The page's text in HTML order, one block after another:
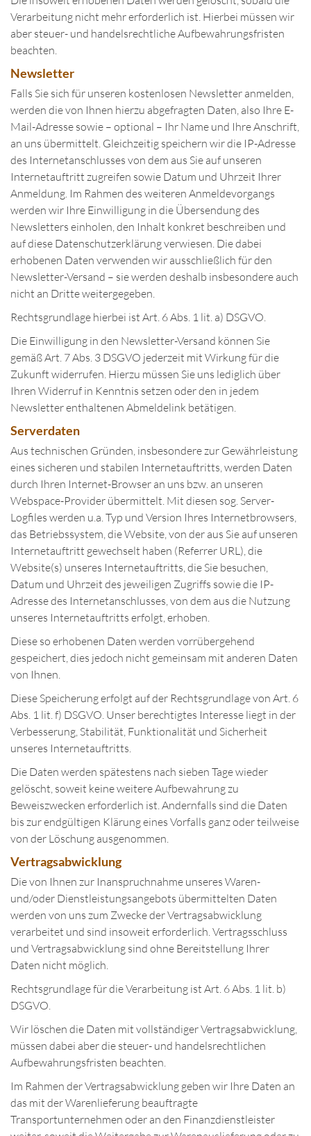
Verarbeitung nicht mehr erforderlich ist. Hierbei müssen wir
aber steuer- und handelsrechtliche Aufbewahrungsfristen
beachten.
Newsletter
Falls Sie sich für unseren kostenlosen Newsletter anmelden,
werden die von Ihnen hierzu abgefragten Daten, also Ihre E-
Mail-Adresse sowie – optional – Ihr Name und Ihre Anschrift,
an uns übermittelt. Gleichzeitig speichern wir die IP-Adresse
des Internetanschlusses von dem aus Sie auf unseren
Internetauftritt zugreifen sowie Datum und Uhrzeit Ihrer
Anmeldung. Im Rahmen des weiteren Anmeldevorgangs
werden wir Ihre Einwilligung in die Übersendung des
Newsletters einholen, den Inhalt konkret beschreiben und
auf diese Datenschutzerklärung verwiesen. Die dabei
erhobenen Daten verwenden wir ausschließlich für den
Newsletter-Versand – sie werden deshalb insbesondere auch
nicht an Dritte weitergegeben.
Rechtsgrundlage hierbei ist Art. 6 Abs. 1 lit. a) DSGVO.
Die Einwilligung in den Newsletter-Versand können Sie
gemäß Art. 7 Abs. 3 DSGVO jederzeit mit Wirkung für die
Zukunft widerrufen. Hierzu müssen Sie uns lediglich über
Ihren Widerruf in Kenntnis setzen oder den in jedem
Newsletter enthaltenen Abmeldelink betätigen.
Serverdaten
Aus technischen Gründen, insbesondere zur Gewährleistung
eines sicheren und stabilen Internetauftritts, werden Daten
durch Ihren Internet-Browser an uns bzw. an unseren
Webspace-Provider übermittelt. Mit diesen sog. Server-
Logfiles werden u.a. Typ und Version Ihres Internetbrowsers,
das Betriebssystem, die Website, von der aus Sie auf unseren
Internetauftritt gewechselt haben (Referrer URL), die
Website(s) unseres Internetauftritts, die Sie besuchen,
Datum und Uhrzeit des jeweiligen Zugriffs sowie die IP-
Adresse des Internetanschlusses, von dem aus die Nutzung
unseres Internetauftritts erfolgt, erhoben.
Diese so erhobenen Daten werden vorrübergehend
gespeichert, dies jedoch nicht gemeinsam mit anderen Daten
von Ihnen.
Diese Speicherung erfolgt auf der Rechtsgrundlage von Art. 6
Abs. 1 lit. f) DSGVO. Unser berechtigtes Interesse liegt in der
Verbesserung, Stabilität, Funktionalität und Sicherheit
unseres Internetauftritts.
Die Daten werden spätestens nach sieben Tage wieder
gelöscht, soweit keine weitere Aufbewahrung zu
Beweiszwecken erforderlich ist. Andernfalls sind die Daten
bis zur endgültigen Klärung eines Vorfalls ganz oder teilweise
von der Löschung ausgenommen.
Vertragsabwicklung
Die von Ihnen zur Inanspruchnahme unseres Waren-
und/oder Dienstleistungsangebots übermittelten Daten
werden von uns zum Zwecke der Vertragsabwicklung
verarbeitet und sind insoweit erforderlich. Vertragsschluss
und Vertragsabwicklung sind ohne Bereitstellung Ihrer
Daten nicht möglich.
Rechtsgrundlage für die Verarbeitung ist Art. 6 Abs. 1 lit. b)
DSGVO.
Wir löschen die Daten mit vollständiger Vertragsabwicklung,
müssen dabei aber die steuer- und handelsrechtlichen
Aufbewahrungsfristen beachten.
Im Rahmen der Vertragsabwicklung geben wir Ihre Daten an
das mit der Warenlieferung beauftragte
Transportunternehmen oder an den Finanzdienstleister